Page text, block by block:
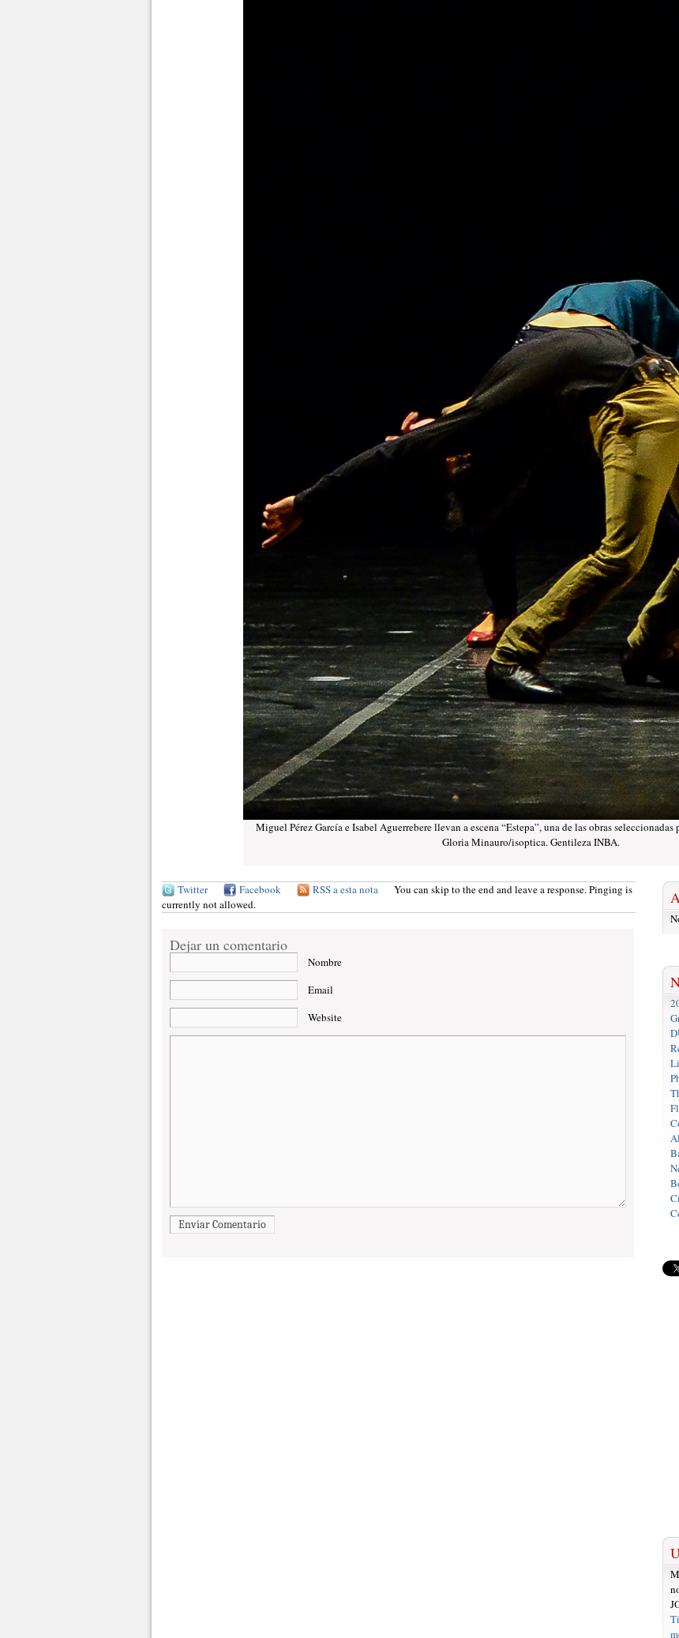
Miguel Pérez García e Isabel Aguerrebere llevan a escena “Estepa”, una de las obras
Gloria Minauro/isoptica. Gentileza INBA.
Twitter Facebook RSS a esta nota
You can skip to the end and leave a response. Pinging is
currently not allowed.
Dejar un comentario
Nombre
Email
Website
Enviar Comentario